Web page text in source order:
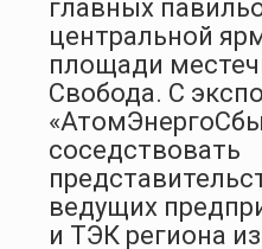
главных
центральной
площади
Свобода. С
соседствовать
ведущих
и ТЭК региона